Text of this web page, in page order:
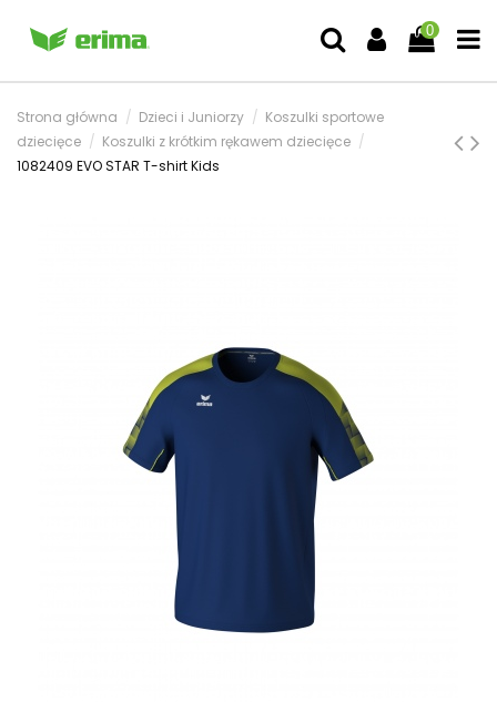
0
Strona główna Dzieci i Juniorzy
Koszulki sportowe
dziecięce
Koszulki z krótkim rękawem dziecięce
1082409 EVO STAR T-shirt Kids